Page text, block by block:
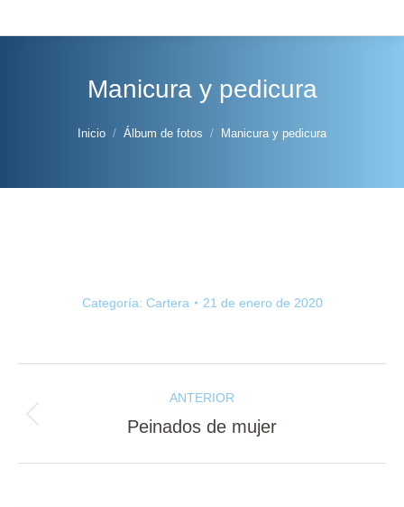
Manicura y pedicura
Inicio Álbum de fotos Manicura y pedicura
Categoría: Cartera 21 de enero de 2020
entre
álbumes
ANTERIOR
Álbum
Peinados de mujer